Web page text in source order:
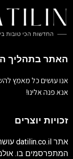
האתר בתהליך
אנו עושים כל מאמץ
אנא פנה אלינו!
זכויות יוצרים
אתר datilin.co.il
המתפרסמים בו.